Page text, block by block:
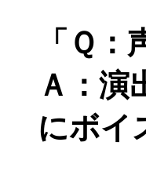
「Ｑ
Ａ：演
にボイ